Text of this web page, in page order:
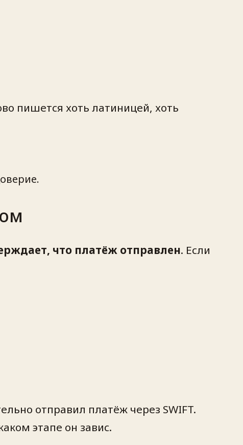
пишется хоть латиницей, хоть
что платёж отправлен. Если
отправил платёж через SWIFT.
этапе он завис.